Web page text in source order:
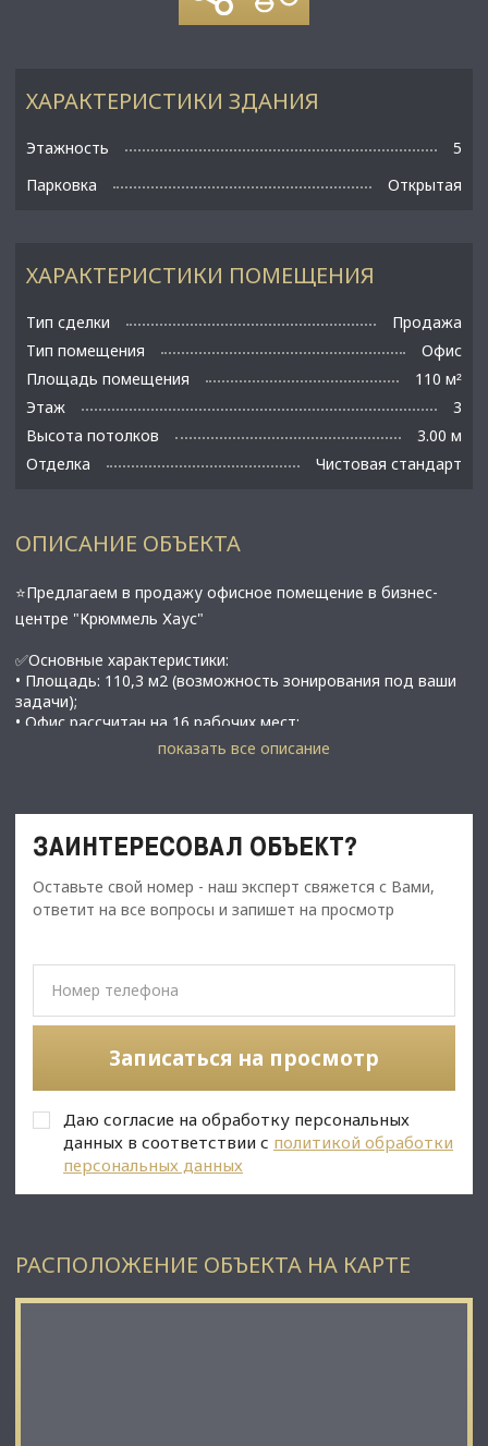
ХАРАКТЕРИСТИКИ ПОМЕЩЕНИЯ
Тип сделки
Продажа
Тип помещения
Офис
Площадь помещения
110 м²
Этаж
3
Высота потолков
3.00 м
Отделка
Чистовая стандарт
ХАРАКТЕРИСТИКИ ЗДАНИЯ
Этажность
5
Парковка
Открытая
ОПИСАНИЕ ОБЪЕКТА
⭐Предлагаем в продажу офисное помещение в бизнес-
центре "Крюммель Хаус"
✅Основные характеристики:
• Площадь: 110,3 м2 (возможность зонирования под ваши
задачи);
• Офис рассчитан на 16 рабочих мест;
• Мощность электросети: 16 кВт;
• Закрытая территория и пропускная система;
⭐Стоимость, условия сделки:
✅Описание:
• Вся необходимая инфраструктура бизнес-центра под
• Парковка: подземная- 99 мест, наземная - 28 мест;
С Уважением, Михаил Лунев.
Недвижимость Северо-Запада.
показать все описание
ЗАИНТЕРЕСОВАЛ ОБЪЕКТ?
Оставьте свой номер - наш эксперт свяжется с Вами,
ответит на все вопросы и запишет на просмотр
Записаться на просмотр
Даю согласие на обработку персональных
данных в соответствии с политикой обработки
персональных данных
РАСПОЛОЖЕНИЕ ОБЪЕКТА НА КАРТЕ